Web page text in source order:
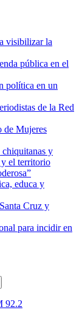
visibilizar la
pública en el
política en un
de la Red
de Mujeres
y
y el territorio
educa y
Cruz y
para incidir en